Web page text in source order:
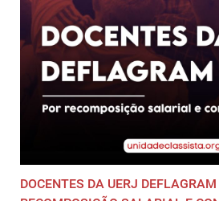
DOCENTES DA UERJ DEFLAGRAM